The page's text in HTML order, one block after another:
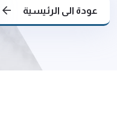
عودة الى الرئيسية